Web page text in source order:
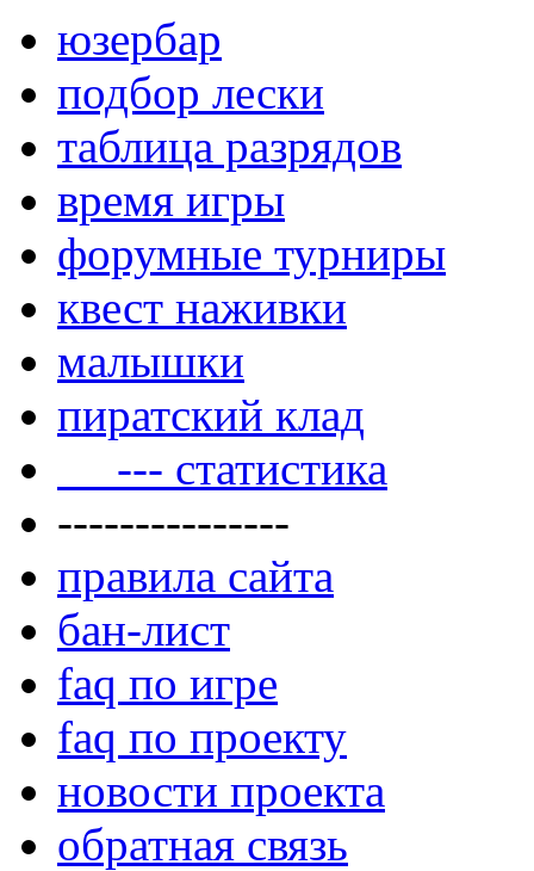
юзербар
подбор лески
таблица разрядов
время игры
форумные турниры
квест наживки
малышки
пиратский клад
--- статистика
---------------
правила сайта
бан-лист
faq по игре
faq по проекту
новости проекта
обратная связь